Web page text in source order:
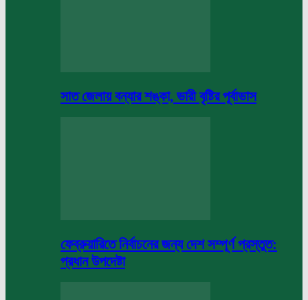
সাত জেলায় বন্যার শঙ্কা, ভারী বৃষ্টির পূর্বাভাস
ফেব্রুয়ারিতে নির্বাচনের জন্য দেশ সম্পূর্ণ প্রস্তুত:
প্রধান উপদেষ্টা